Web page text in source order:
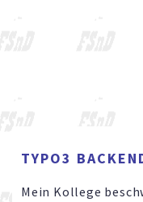
TYPO3
Mein Kollege